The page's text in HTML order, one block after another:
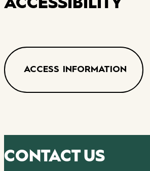
ACCESSIBILITY
ACCESS INFORMATION
CONTACT US